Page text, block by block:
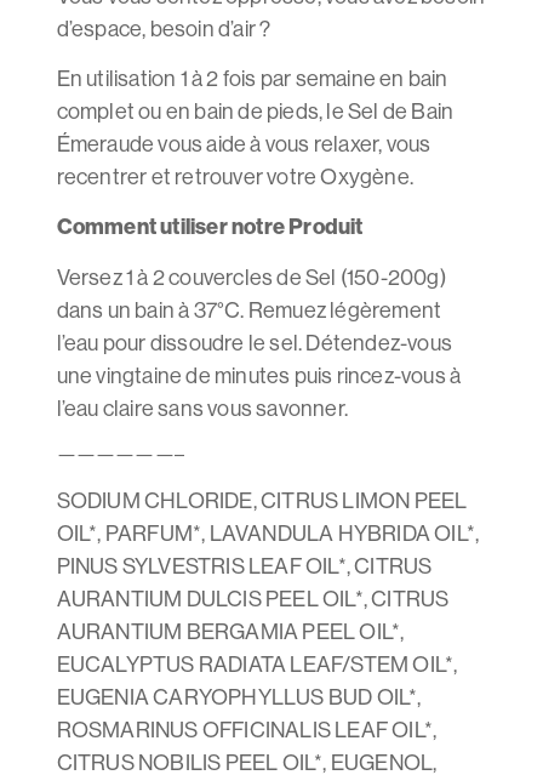
d’espace, besoin d’air ?
En utilisation 1 à 2 fois par semaine en bain
complet ou en bain de pieds, le Sel de Bain
Émeraude vous aide à vous relaxer, vous
recentrer et retrouver votre Oxygène.
Comment utiliser notre Produit
Versez 1 à 2 couvercles de Sel (150-200g)
dans un bain à 37°C. Remuez légèrement
l’eau pour dissoudre le sel. Détendez-vous
une vingtaine de minutes puis rincez-vous à
l’eau claire sans vous savonner.
——————–
SODIUM CHLORIDE, CITRUS LIMON PEEL
OIL*, PARFUM*, LAVANDULA HYBRIDA OIL*,
PINUS SYLVESTRIS LEAF OIL*, CITRUS
AURANTIUM DULCIS PEEL OIL*, CITRUS
AURANTIUM BERGAMIA PEEL OIL*,
EUCALYPTUS RADIATA LEAF/STEM OIL*,
EUGENIA CARYOPHYLLUS BUD OIL*,
ROSMARINUS OFFICINALIS LEAF OIL*,
CITRUS NOBILIS PEEL OIL*, EUGENOL,